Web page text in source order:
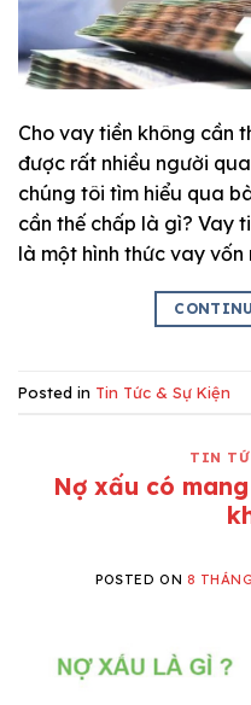
Cho vay tiền không cần
được rất nhiều người
chúng tôi tìm hiểu qua
cần thế chấp là gì? Vay
là một hình thức vay
Posted in Tin Tức & Sự Kiện
TIN
Nợ xấu có
POSTED ON 8